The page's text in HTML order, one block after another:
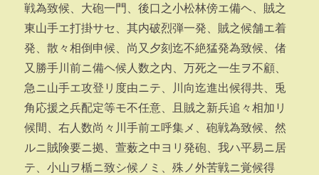
戦為致候、大砲一門、後口之小松林傍エ備ヘ、賊之
東山手エ打掛サセ、其内破烈弾一発、賊之候舗エ着
発、散々相倒申候、尚又夕刻迄不絶猛発為致候、偖
又勝手川前ニ備ヘ候人数之内、万死之一生ヲ不顧、
急ニ山手エ攻登リ度由ニテ、川向迄進出候得共、兎
角応援之兵配定等モ不任意、且賊之新兵追々相加リ
候間、右人数尚々川手前エ呼集メ、砲戦為致候、然
ルニ賊険要ニ拠、萱薮之中ヨリ発砲、我ハ平易ニ居
テ、小山ヲ楯ニ致シ候ノミ、殊ノ外苦戦ニ覚候得